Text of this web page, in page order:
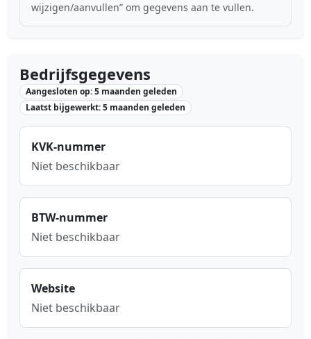
wijzigen/aanvullen” om gegevens aan te vullen.
Bedrijfsgegevens
Aangesloten op: 5 maanden geleden
Laatst bijgewerkt: 5 maanden geleden
KVK-nummer
Niet beschikbaar
BTW-nummer
Niet beschikbaar
Website
Niet beschikbaar